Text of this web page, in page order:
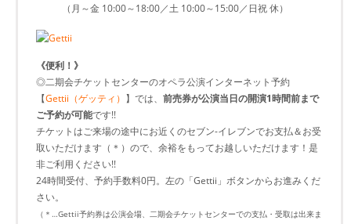
（月～金 10:00～18:00／土 10:00～15:00／日祝 休）
《便利！》
◎二期会チケットセンターのオペラ公演インターネット予約
【Gettii（ゲッティ） 】では、 前売券が公演当日の開演1時間前まで
ご予約が可能です!!
チケットはご来場の途中にお近くのセブン-イレブンでお支払＆お受
取いただけます（＊）ので、余裕をもってお越しいただけます！是
非ご利用ください!!
24時間受付、予約手数料0円。左の「Gettii」ボタンからお進みくだ
さい。
（＊…Gettii予約券は公演会場、二期会チケットセンターでの支払・受取は出来ま